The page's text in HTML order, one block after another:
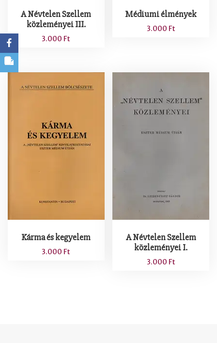
A Névtelen Szellem
közleményei III.
3.000 Ft
Médiumi élmények
3.000 Ft
Kárma és kegyelem
3.000 Ft
A Névtelen Szellem
közleményei I.
3.000 Ft